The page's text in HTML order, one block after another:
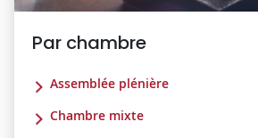
Par chambre
Assemblée plénière
Chambre mixte